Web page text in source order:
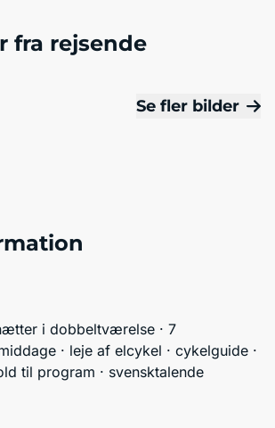
fra rejsende
Se fler bilder
i dobbeltværelse · 7
· leje af elcykel · cykelguide ·
til program · svensktalende